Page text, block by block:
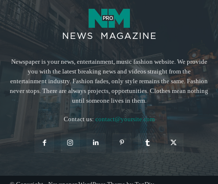
Newspaper is your news, entertainment, music fashion website. We provide
you with the latest breaking news and videos straight from the
entertainment industry. Fashion fades, only style remains the same. Fashion
never stops. There are always projects, opportunities. Clothes mean nothing
until someone lives in them.
Contact us: contact@yoursite.com